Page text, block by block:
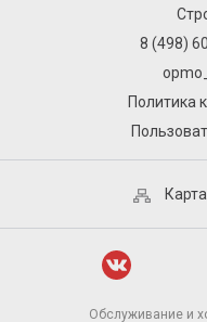
8 (498)
Политика
Обслуживание и